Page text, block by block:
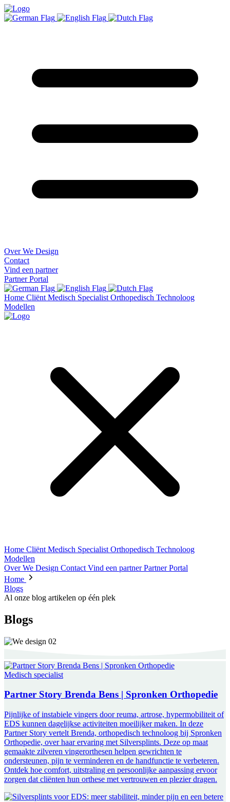
Over We Design
Contact
Vind een partner
Partner Portal
Home Cliënt Medisch Specialist Orthopedisch Technoloog
Modellen
Home Cliënt Medisch Specialist Orthopedisch Technoloog
Modellen
Over We Design Contact Vind een partnerPartner Portal
Home
Blogs
Al onze blog artikelen op één plek
Blogs
Medisch specialist
Partner Story Brenda Bens | Spronken Orthopedie
Pijnlijke of instabiele vingers door reuma, artrose, hypermobiliteit of
EDS kunnen dagelijkse activiteiten moeilijker maken. In deze
Partner Story vertelt Brenda, orthopedisch technoloog bij Spronken
Orthopedie, over haar ervaring met Silversplints. Deze op maat
gemaakte zilveren vingerorthesen helpen gewrichten te
ondersteunen, pijn te verminderen en de handfunctie te verbeteren.
Ontdek hoe comfort, uitstraling en persoonlijke aanpassing ervoor
zorgen dat cliënten hun orthese met vertrouwen en plezier dragen.